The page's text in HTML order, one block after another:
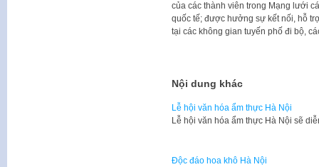
của các thành viên trong Mạng lưới
quốc tế; được hưởng sự kết nối, hỗ
tại các không gian tuyến phố đi bộ,
Nội dung khác
Lễ hội văn hóa ẩm thực Hà Nội
Lễ hội văn hóa ẩm thực Hà Nội sẽ
Độc đáo hoa khô Hà Nội